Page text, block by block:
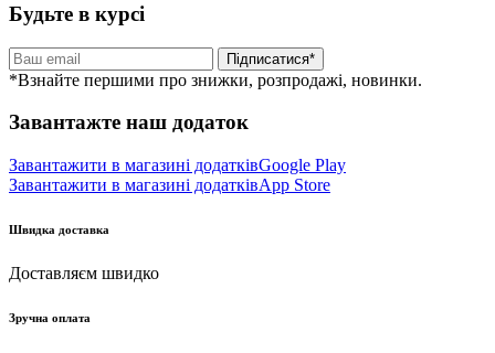
Будьте в курсі
Підписатися*
*Взнайте першими про знижки, розпродажі, новинки.
Завантажте наш додаток
Завантажити в магазині додатківGoogle Play
Завантажити в магазині додатківApp Store
Швидка доставка
Доставляєм швидко
Зручна оплата